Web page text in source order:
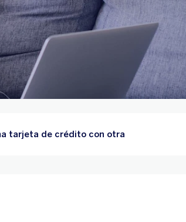
tarjeta de crédito con otra